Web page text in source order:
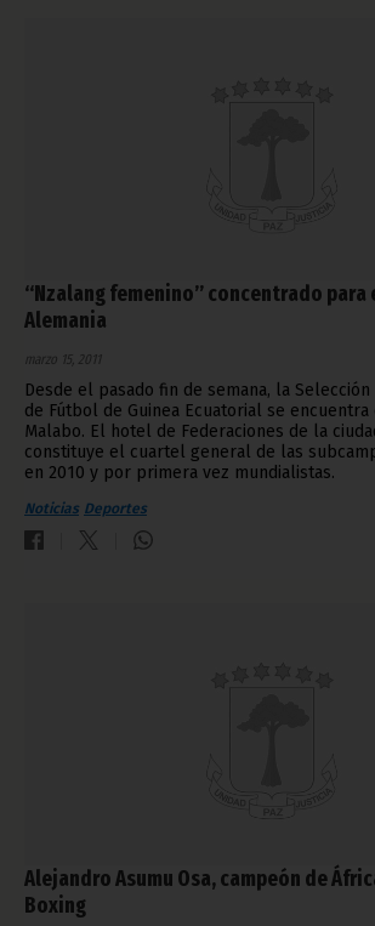
“Nzalang femenino” concentrado para
Alemania
marzo 15, 2011
Desde el pasado fin de semana, la
de Fútbol de Guinea Ecuatorial se encuentra
Malabo. El hotel de Federaciones de la
constituye el cuartel general de las
en 2010 y por primera vez mundialistas.
Noticias Deportes
Alejandro Asumu Osa, campeón de
Boxing